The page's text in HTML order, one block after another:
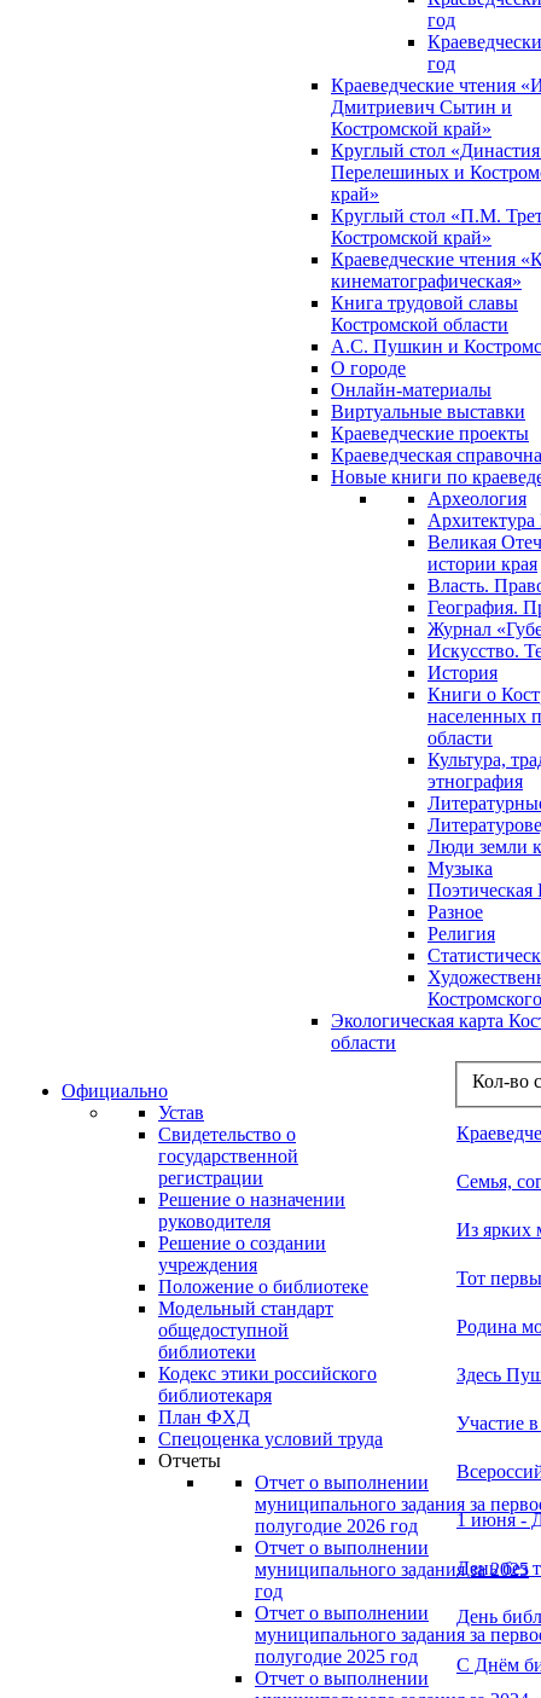
год
год
Краеведческие чтения
Дмитриевич Сытин и
Костромской край»
Круглый стол
Перелешиных и
край»
Круглый стол «П.М.
Костромской край»
Краеведческие чтения
кинематографическая»
Книга трудовой славы
Костромской области
А.С. Пушкин и
О городе
Онлайн-материалы
Виртуальные выставки
Краеведческие проекты
Краеведческая
Новые книги по
Археология
Архитектура
Великая
истории края
Власть.
География.
Журнал
Искусство.
История
Книги о
населенных
области
Культура,
этнография
Люди земли
Музыка
Поэтическая
Разное
Религия
Экологическая карта
области
Официально
Устав
Свидетельство о
государственной
регистрации
Решение о назначении
руководителя
Решение о создании
учреждения
Положение о библиотеке
Модельный стандарт
общедоступной
библиотеки
Кодекс этики российского
библиотекаря
План ФХД
Спецоценка условий труда
Отчеты
Отчет о выполнении
муниципального задания за
полугодие 2026 год
Отчет о выполнении
муниципального задания за 2025
год
Отчет о выполнении
муниципального задания за
полугодие 2025 год
Отчет о выполнении
Кол-во
Семья,
Из ярких
Тот
Родина
Здесь
Участие
1 июня -
День без
День
С Днём